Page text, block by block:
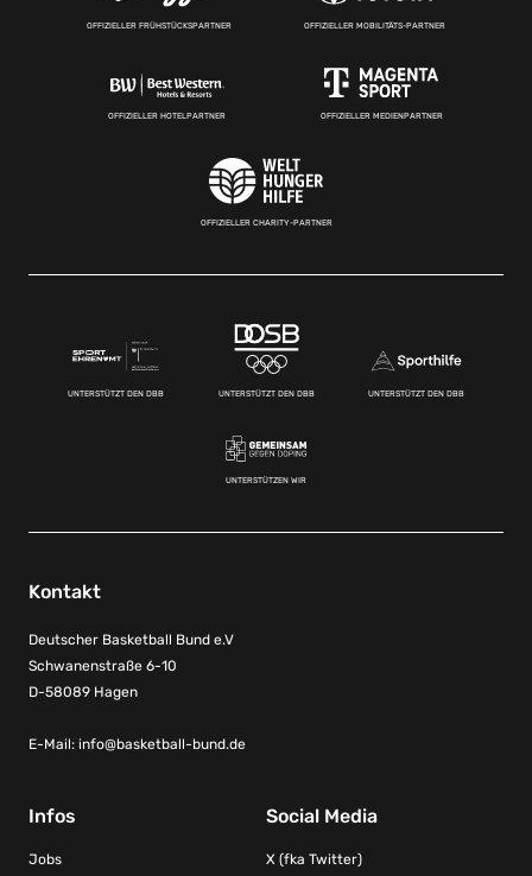
OFFIZIELLER FRÜHSTÜCKSPARTNER OFFIZIELLER MOBILITÄTS-PARTNER
OFFIZIELLER HOTELPARTNER OFFIZIELLER MEDIENPARTNER
OFFIZIELLER CHARITY-PARTNER
UNTERSTÜTZT DEN DBB UNTERSTÜTZT DEN DBB UNTERSTÜTZT DEN DBB
UNTERSTÜTZEN WIR
Kontakt
Deutscher Basketball Bund e.V
Schwanenstraße 6-10
D-58089 Hagen
E-Mail: info@basketball-bund.de
Infos
Jobs
Social Media
X (fka Twitter)